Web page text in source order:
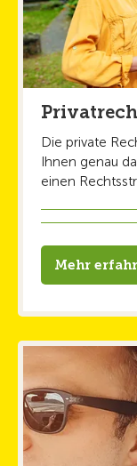
Die private
Ihnen genau
einen
Mehr